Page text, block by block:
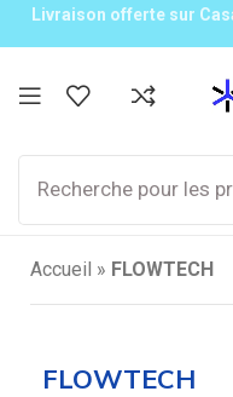
Livraison offerte sur
Accueil » FLOWTECH
FLOWTECH